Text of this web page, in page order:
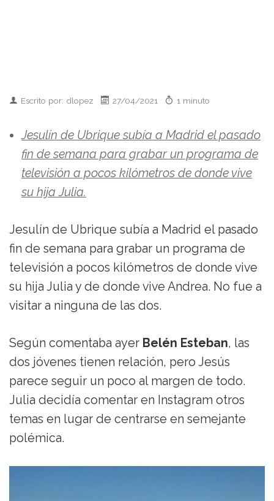
Escrito por: dlopez 27/04/2021 1 minuto
Jesulín de Ubrique subía a Madrid el pasado
fin de semana para grabar un programa de
televisión a pocos kilómetros de donde vive
su hija Julia.
Jesulín de Ubrique subía a Madrid el pasado
fin de semana para grabar un programa de
televisión a pocos kilómetros de donde vive
su hija Julia y de donde vive Andrea. No fue a
visitar a ninguna de las dos.
Según comentaba ayer Belén Esteban, las
dos jóvenes tienen relación, pero Jesús
parece seguir un poco al margen de todo.
Julia decidía comentar en Instagram otros
temas en lugar de centrarse en semejante
polémica.